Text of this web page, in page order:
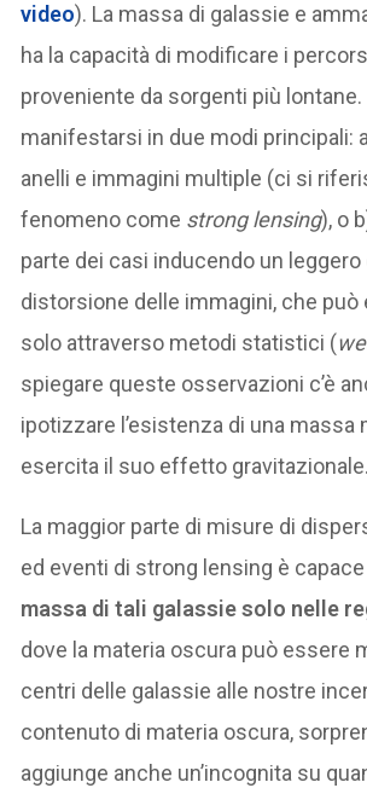
video). La massa di galassie e
ha la capacità di modificare i
proveniente da sorgenti più
manifestarsi in due modi principali:
anelli e immagini multiple (ci si
fenomeno come strong lensing), o
parte dei casi inducendo un
distorsione delle immagini, che può
solo attraverso metodi statistici (
spiegare queste osservazioni c’è
ipotizzare l’esistenza di una massa
esercita il suo effetto gravitazionale.
La maggior parte di misure di
ed eventi di strong lensing è
massa di tali galassie solo nelle
dove la materia oscura può essere
centri delle galassie alle nostre
contenuto di materia oscura,
aggiunge anche un’incognita su